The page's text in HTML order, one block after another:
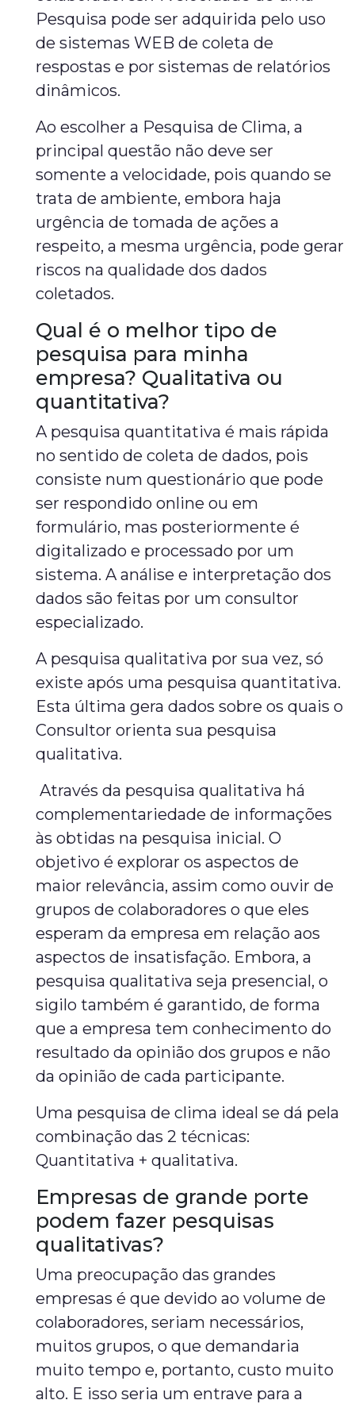
Pesquisa pode ser adquirida pelo uso
de sistemas WEB de coleta de
respostas e por sistemas de relatórios
dinâmicos.
Ao escolher a Pesquisa de Clima, a
principal questão não deve ser
somente a velocidade, pois quando se
trata de ambiente, embora haja
urgência de tomada de ações a
respeito, a mesma urgência, pode gerar
riscos na qualidade dos dados
coletados.
Qual é o melhor tipo de
pesquisa para minha
empresa? Qualitativa ou
quantitativa?
A pesquisa quantitativa é mais rápida
no sentido de coleta de dados, pois
consiste num questionário que pode
ser respondido online ou em
formulário, mas posteriormente é
digitalizado e processado por um
sistema. A análise e interpretação dos
dados são feitas por um consultor
especializado.
A pesquisa qualitativa por sua vez, só
existe após uma pesquisa quantitativa.
Esta última gera dados sobre os quais o
Consultor orienta sua pesquisa
qualitativa.
Através da pesquisa qualitativa há
complementariedade de informações
às obtidas na pesquisa inicial. O
objetivo é explorar os aspectos de
maior relevância, assim como ouvir de
grupos de colaboradores o que eles
esperam da empresa em relação aos
aspectos de insatisfação. Embora, a
pesquisa qualitativa seja presencial, o
sigilo também é garantido, de forma
que a empresa tem conhecimento do
resultado da opinião dos grupos e não
da opinião de cada participante.
Uma pesquisa de clima ideal se dá pela
combinação das 2 técnicas:
Quantitativa + qualitativa.
Empresas de grande porte
podem fazer pesquisas
qualitativas?
Uma preocupação das grandes
empresas é que devido ao volume de
colaboradores, seriam necessários,
muitos grupos, o que demandaria
muito tempo e, portanto, custo muito
alto. E isso seria um entrave para a